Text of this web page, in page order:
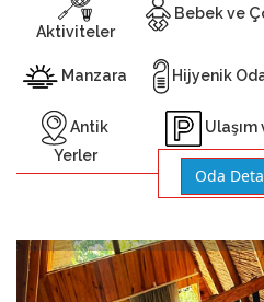
Aktiviteler
Bebek ve
Manzara Hijyenik
Antik
Yerler
Ulaşım
Otopark
Oda